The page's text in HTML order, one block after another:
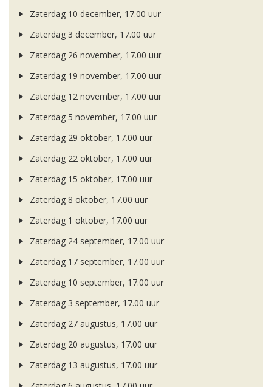
Zaterdag 10 december, 17.00 uur
Zaterdag 3 december, 17.00 uur
Zaterdag 26 november, 17.00 uur
Zaterdag 19 november, 17.00 uur
Zaterdag 12 november, 17.00 uur
Zaterdag 5 november, 17.00 uur
Zaterdag 29 oktober, 17.00 uur
Zaterdag 22 oktober, 17.00 uur
Zaterdag 15 oktober, 17.00 uur
Zaterdag 8 oktober, 17.00 uur
Zaterdag 1 oktober, 17.00 uur
Zaterdag 24 september, 17.00 uur
Zaterdag 17 september, 17.00 uur
Zaterdag 10 september, 17.00 uur
Zaterdag 3 september, 17.00 uur
Zaterdag 27 augustus, 17.00 uur
Zaterdag 20 augustus, 17.00 uur
Zaterdag 13 augustus, 17.00 uur